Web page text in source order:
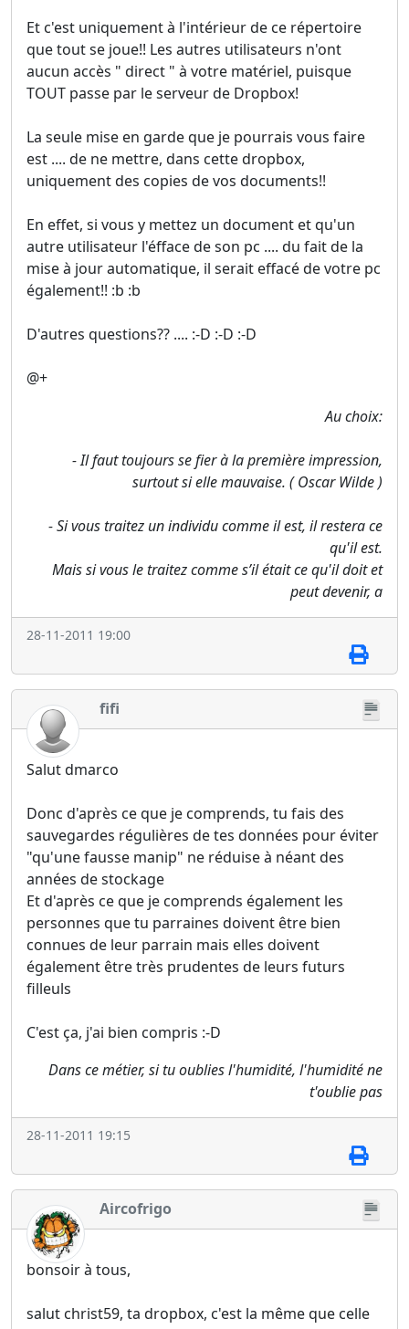
Et c'est uniquement à l'intérieur de ce répertoire
que tout se joue!! Les autres utilisateurs n'ont
aucun accès " direct " à votre matériel, puisque
TOUT passe par le serveur de Dropbox!
La seule mise en garde que je pourrais vous faire
est .... de ne mettre, dans cette dropbox,
uniquement des copies de vos documents!!
En effet, si vous y mettez un document et qu'un
autre utilisateur l'éfface de son pc .... du fait de la
mise à jour automatique, il serait effacé de votre pc
également!! :b :b
D'autres questions?? .... :-D :-D :-D
@+
Au choix:
- Il faut toujours se fier à la première impression,
surtout si elle mauvaise. ( Oscar Wilde )
- Si vous traitez un individu comme il est, il restera ce
qu'il est.
Mais si vous le traitez comme s’il était ce qu'il doit et
peut devenir, a
28-11-2011 19:00
fifi
Salut dmarco
Donc d'après ce que je comprends, tu fais des
sauvegardes régulières de tes données pour éviter
"qu'une fausse manip" ne réduise à néant des
années de stockage
Et d'après ce que je comprends également les
personnes que tu parraines doivent être bien
connues de leur parrain mais elles doivent
également être très prudentes de leurs futurs
filleuls
C'est ça, j'ai bien compris :-D
Dans ce métier, si tu oublies l'humidité, l'humidité ne
t'oublie pas
28-11-2011 19:15
Aircofrigo
bonsoir à tous,
salut christ59, ta dropbox, c'est la même que celle